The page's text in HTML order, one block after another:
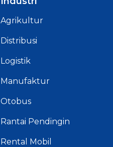
Agrikultur
Distribusi
Logistik
Manufaktur
Otobus
Rantai Pendingin
Rental Mobil